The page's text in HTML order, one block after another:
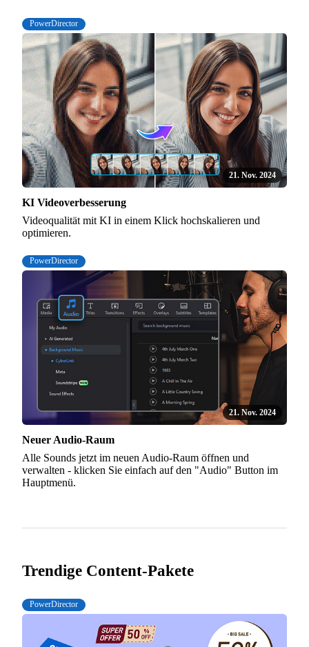
PowerDirector
21. Nov. 2024
KI Videoverbesserung
Videoqualität mit KI in einem Klick hochskalieren und
optimieren.
PowerDirector
21. Nov. 2024
Neuer Audio-Raum
Alle Sounds jetzt im neuen Audio-Raum öffnen und
verwalten - klicken Sie einfach auf den "Audio" Button im
Hauptmenü.
Trendige Content-Pakete
PowerDirector